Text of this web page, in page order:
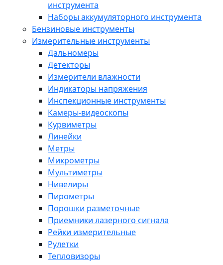
инструмента
Наборы аккумуляторного инструмента
Бензиновые инструменты
Измерительные инструменты
Дальномеры
Детекторы
Измерители влажности
Индикаторы напряжения
Инспекционные инструменты
Камеры-видеоскопы
Курвиметры
Линейки
Метры
Микрометры
Мультиметры
Нивелиры
Пирометры
Порошки разметочные
Приемники лазерного сигнала
Рейки измерительные
Рулетки
Тепловизоры